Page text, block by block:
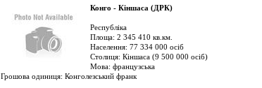
Конго - Кіншаса (ДРК)
Республіка
Площа: 2 345 410 кв.км.
Населення: 77 334 000 осіб
Столиця: Кіншаса (9 500 000 осіб)
Мова: французська
Грошова одиниця: Конголезський франк